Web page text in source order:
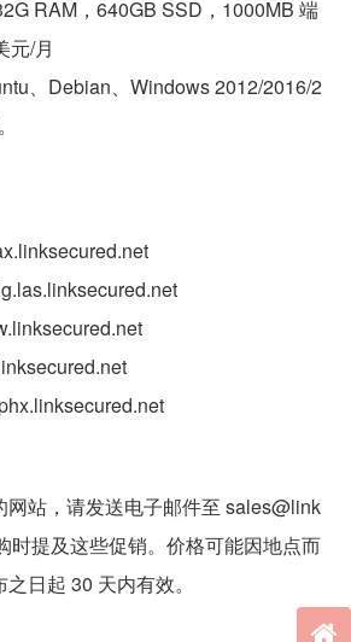
RAM，640GB SSD，1000MB 端
元/月
、Debian、Windows 2012/2016/2
网站，请发送电子邮件至 sales@link
时提及这些促销。价格可能因地点而
日起 30 天内有效。